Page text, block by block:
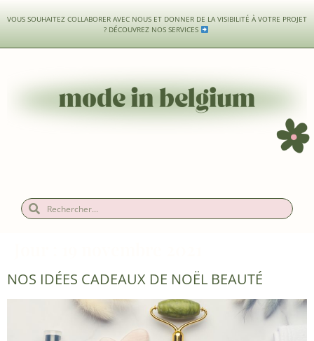
VOUS SOUHAITEZ COLLABORER AVEC NOUS ET DONNER DE LA VISIBILITÉ À VOTRE PROJET
? DÉCOUVREZ NOS SERVICES
NOS IDÉES CADEAUX DE NOËL BEAUTÉ